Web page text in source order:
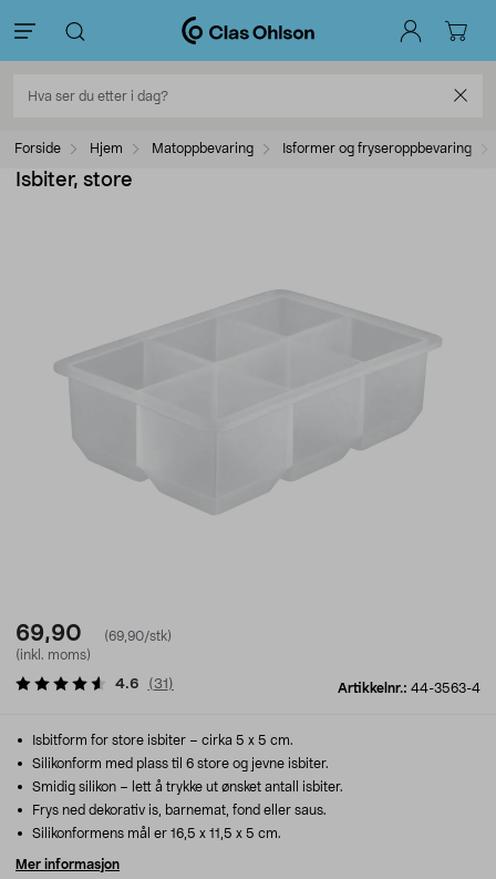
Forside Hjem Matoppbevaring Isformer og fryseroppbevaring
Isbiter, store
69,90
(69,90/stk)
(inkl. moms)
Artikkelnr.: 44-3563-4
4.6 (31 )
Isbitform for store isbiter – cirka 5 x 5 cm.
Silikonform med plass til 6 store og jevne isbiter.
Smidig silikon – lett å trykke ut ønsket antall isbiter.
Frys ned dekorativ is, barnemat, fond eller saus.
Silikonformens mål er 16,5 x 11,5 x 5 cm.
Mer informasjon